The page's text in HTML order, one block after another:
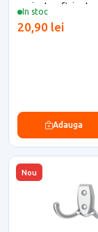
In stoc
proiecte eficiente
20,90 lei
Adauga
Nou